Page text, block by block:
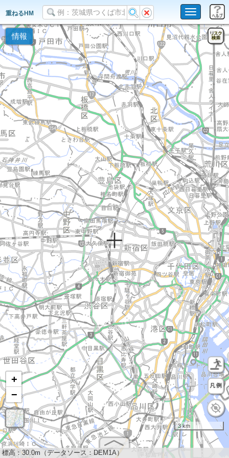
Toggle
navigation
重ねるHM
情報
+
−
3 km
標高：30.0m（データソース：DEM1A）